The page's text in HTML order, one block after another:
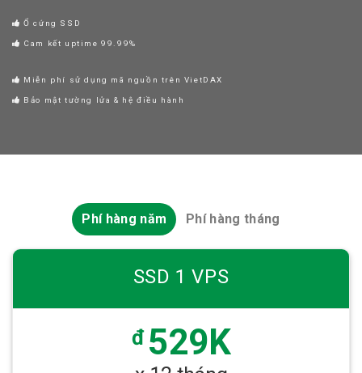
Ổ cứng SSD
Cam kết uptime 99.99%
Miễn phí sử dụng mã nguồn trên VietDAX
Bảo mật tường lửa & hệ điều hành
Phí hàng năm Phí hàng tháng
SSD 1 VPS
đ 529K